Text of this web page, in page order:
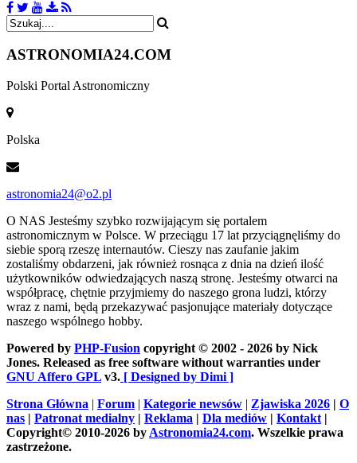
ASTRONOMIA24.COM
Polski Portal Astronomiczny
Polska
astronomia24@o2.pl
O NAS Jesteśmy szybko rozwijającym się portalem
astronomicznym w Polsce. W przeciągu 17 lat przyciągnęliśmy do
siebie sporą rzeszę internautów. Cieszy nas zaufanie jakim
zostaliśmy obdarzeni, jak również rosnąca z dnia na dzień ilość
użytkowników odwiedzających naszą stronę. Jesteśmy otwarci na
współpracę, chętnie przyjmiemy do naszego grona ludzi, którzy
wraz z nami, będą przekazywać pasjonujące materiały dotyczące
naszego wspólnego hobby.
Powered by PHP-Fusion copyright © 2002 - 2026 by Nick
Jones. Released as free software without warranties under
GNU Affero GPL v3. [ Designed by Dimi ]
Strona Główna | Forum | Kategorie newsów | Zjawiska 2026 | O
nas | Patronat medialny | Reklama | Dla mediów | Kontakt |
Copyright© 2010-2026 by Astronomia24.com. Wszelkie prawa
zastrzeżone.